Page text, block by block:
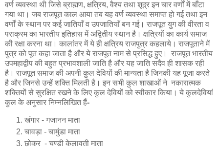
वर्ण व्यवस्था थी जिसे ब्राह्मण, क्षत्रिय, वैश्य तथा शूद्र इन चार वर्णों में बाँटा
गया था। जब राजपूत काल आया तब यह वर्ण व्यवस्था समाप्त हो गई तथा इन
वर्णों के स्थान पर कई जातियाँ व उपजातियाँ बन गई। राजपूत युग की वीरता व
पराक्रम का भारतीय इतिहास में अद्वितीय स्थान है। क्षत्रियों का कार्य समाज
की रक्षा करना था। कालांतर में ये ही क्षत्रिय राजपुत्र कहलाये। राजपूताने में
पुत्र को पूत कहा जाता है और ये राजपूत नाम से प्रसिद्ध हुए। राजपूत भारतीय
उपमहाद्वीप की बहुत प्रभावशाली जाति है और यह जाति सदैव ही शासक रही
है। राजपूत समाज की अपनी कुल देवियों की मान्यता है जिनकी यह पूजा करते
है और जिनसे उन्हें शक्ति मिलती है। इन सभी कुल शाखाओं ने नकारात्मक
शक्तियों से सुरक्षित रखने के लिए कुल देवियों को स्वीकार किया। ये कुलदेवियां
कुल के अनुसार निम्नलिखित हैं-
खंगार - गजानन माता
चावड़ा - चामुंडा माता
छोकर - चण्डी केलावती माता